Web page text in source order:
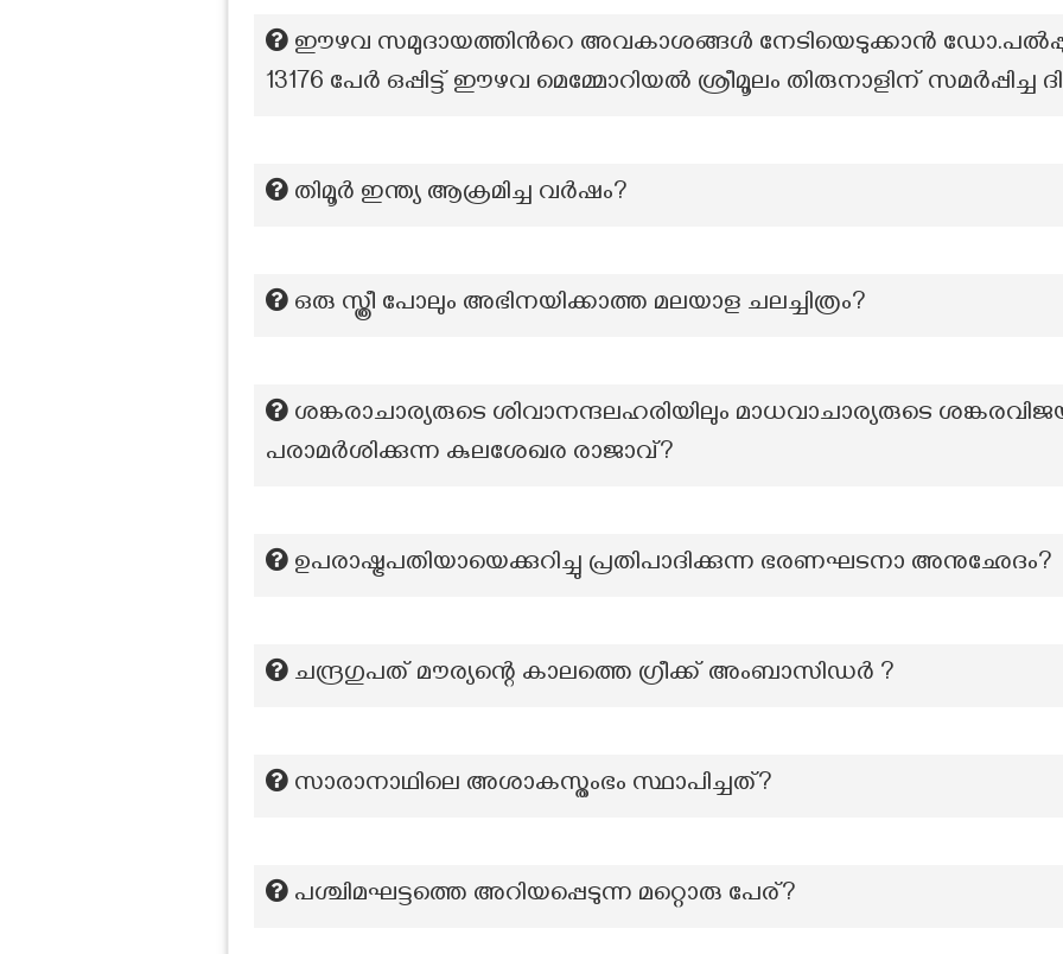
ഈഴവ സമുദായത്തിന്‍റെ അവകാശങ്ങൾ നേടിയെടുക്കാൻ
13176 പേർ ഒപ്പിട്ട് ഈഴവ മെമ്മോറിയൽ ശ്രീമൂലം തിരുനാളിന് സമർപ്പിച്ച
തിമൂർ ഇന്ത്യ ആക്രമിച്ച വർഷം?
ഒരു സ്ത്രീ പോലും അഭിനയിക്കാത്ത മലയാള ചലച്ചിത്രം?
ശങ്കരാചാര്യരുടെ ശിവാനന്ദലഹരിയിലും മാധവാചാര്യരുടെ
പരാമർശിക്കുന്ന കുലശേഖര രാജാവ്?
ഉപരാഷ്ട്രപതിയായെക്കുറിച്ചു പ്രതിപാദിക്കുന്ന ഭരണഘടനാ അനുഛേദം?
ചന്ദ്രഗുപത് മൗര്യന്റെ കാലത്തെ ഗ്രീക്ക് അംബാസിഡർ ?
സാരാനാഥിലെ അശാകസ്തംഭം സ്ഥാപിച്ചത്?
പശ്ചിമഘട്ടത്തെ അറിയപ്പെടുന്ന മറ്റൊരു പേര്?